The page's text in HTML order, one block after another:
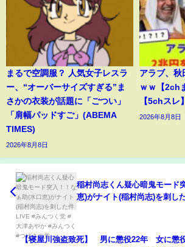
まるで空調服？ 人気女子レスラ
ー、“オーバーサイズすぎる”ま
さかの衣装が話題に「ごつい」
「肩幅パッドすご」(ABEMA
TIMES)
2026年8月8日
アラブ、秋
ｗｗ【2ch
【5chスレ】
2026年8月8日
稲村尚志くん疑心暗鬼モード
恵)がナイト(稲村尚志)を刺し
【寝屋川強盗致死】 男に懲役22年 女に懲